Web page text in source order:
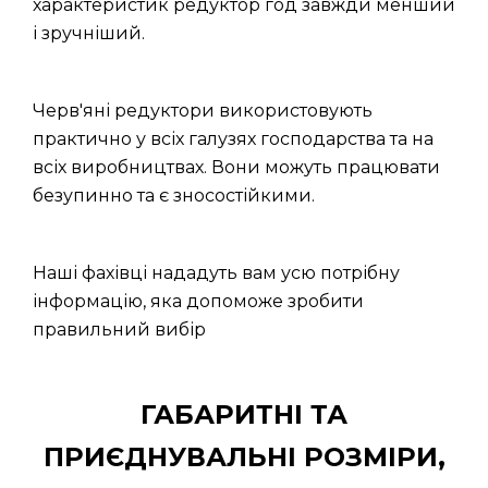
характеристик редуктор год завжди менший
і зручніший.
Черв'яні редуктори використовують
практично у всіх галузях господарства та на
всіх виробництвах. Вони можуть працювати
безупинно та є зносостійкими.
Наші фахівці нададуть вам усю потрібну
інформацію, яка допоможе зробити
правильний вибір
ГАБАРИТНІ ТА
ПРИЄДНУВАЛЬНІ РОЗМІРИ,